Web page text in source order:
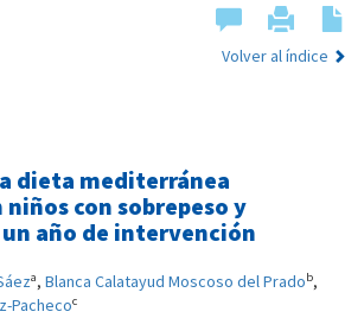
Volver al índice
dieta mediterránea
con sobrepeso y
año de intervención
a, Blanca Calatayud Moscoso del Pradob,
Pachecoc